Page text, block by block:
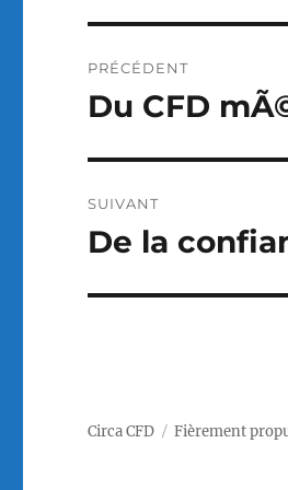
de
PRÉCÉDENT
Publication
Du CFD
SUIVANT
Publication
De la
Circa CFD Fièrement